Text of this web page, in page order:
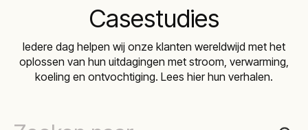
Casestudies
Iedere dag helpen wij onze klanten wereldwijd met het
oplossen van hun uitdagingen met stroom, verwarming,
koeling en ontvochtiging. Lees hier hun verhalen.